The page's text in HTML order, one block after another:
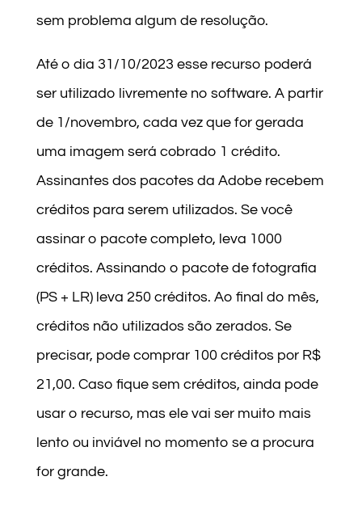
sem problema algum de resolução.
Até o dia 31/10/2023 esse recurso poderá
ser utilizado livremente no software. A partir
de 1/novembro, cada vez que for gerada
uma imagem será cobrado 1 crédito.
Assinantes dos pacotes da Adobe recebem
créditos para serem utilizados. Se você
assinar o pacote completo, leva 1000
créditos. Assinando o pacote de fotografia
(PS + LR) leva 250 créditos. Ao final do mês,
créditos não utilizados são zerados. Se
precisar, pode comprar 100 créditos por R$
21,00. Caso fique sem créditos, ainda pode
usar o recurso, mas ele vai ser muito mais
lento ou inviável no momento se a procura
for grande.